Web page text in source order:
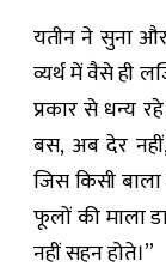
यतीन ने सुना
व्यर्थ में वैसे ही
प्रकार से धन्य
बस, अब देर
जिस किसी
फूलों की माला
नहीं सहन होते।”